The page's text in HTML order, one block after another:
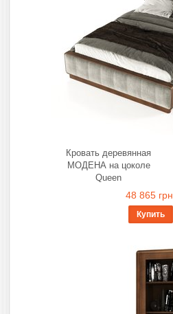
Кровать деревянная
МОДЕНА на цоколе
Queen
48 865 грн.
Купить